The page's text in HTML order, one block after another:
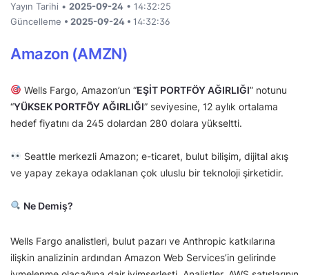
Yayın Tarihi • 2025-09-24 • 14:32:25
Güncelleme • 2025-09-24 • 14:32:36
Amazon (AMZN)
Wells Fargo, Amazon’un “EŞİT PORTFÖY AĞIRLIĞI” notunu
“YÜKSEK PORTFÖY AĞIRLIĞI” seviyesine, 12 aylık ortalama
hedef fiyatını da 245 dolardan 280 dolara yükseltti.
Seattle merkezli Amazon; e-ticaret, bulut bilişim, dijital akış
ve yapay zekaya odaklanan çok uluslu bir teknoloji şirketidir.
Ne Demiş?
Wells Fargo analistleri, bulut pazarı ve Anthropic katkılarına
ilişkin analizinin ardından Amazon Web Services’in gelirinde